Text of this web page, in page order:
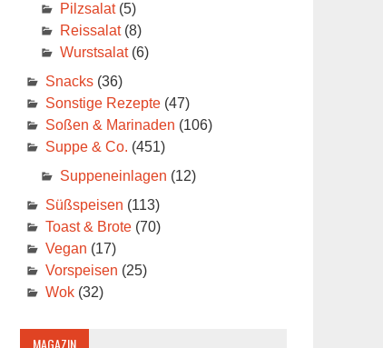
Pilzsalat(5)
Reissalat(8)
Wurstsalat(6)
Snacks(36)
Sonstige Rezepte(47)
Soßen & Marinaden (106)
Suppe & Co. (451)
Suppeneinlagen (12)
Süßspeisen (113)
Toast & Brote(70)
Vegan (17)
Vorspeisen (25)
Wok(32)